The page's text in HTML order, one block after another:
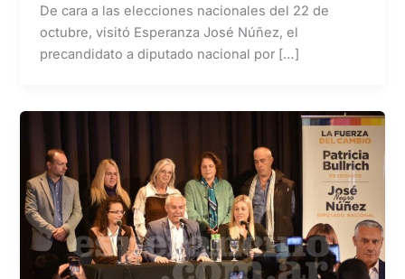
De cara a las elecciones nacionales del 22 de
octubre, visitó Esperanza José Núñez, el
precandidato a diputado nacional por […]